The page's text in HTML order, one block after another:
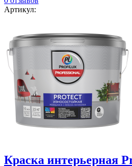
Артикул:
Краска интерьерная